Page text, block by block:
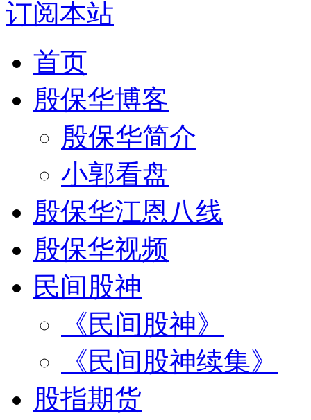
订阅本站
首页
殷保华博客
殷保华简介
小郭看盘
殷保华江恩八线
殷保华视频
民间股神
《民间股神》
《民间股神续集》
股指期货